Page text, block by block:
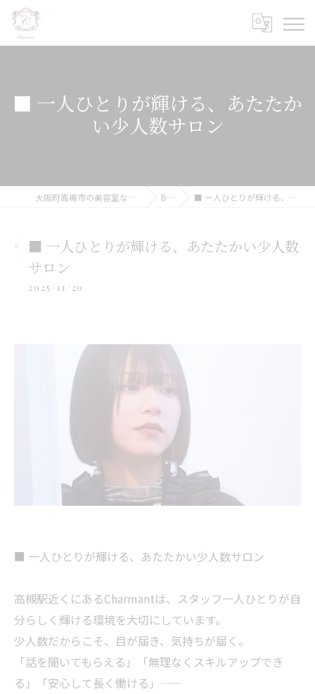
■ 一人ひとりが輝ける、あたたか
い少人数サロン
大阪府高槻市の美容室ならCharmant シェルマン BLOG ■ 一人ひとりが輝ける、あたたかい少人数サロン
■ 一人ひとりが輝ける、あたたかい少人数
サロン
2025/11/20
■ 一人ひとりが輝ける、あたたかい少人数サロン
高槻駅近くにあるCharmantは、スタッフ一人ひとりが自
分らしく輝ける環境を大切にしています。
少人数だからこそ、目が届き、気持ちが届く。
「話を聞いてもらえる」「無理なくスキルアップでき
る」「安心して長く働ける」――